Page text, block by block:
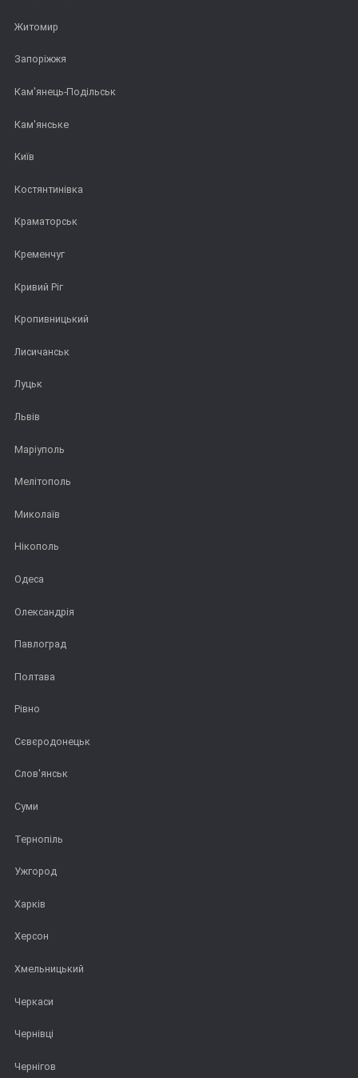
Житомир
Запоріжжя
Кам'янець-Подільськ
Кам'янське
Київ
Костянтинівка
Краматорськ
Кременчуг
Кривий Ріг
Кропивницький
Лисичанськ
Луцьк
Львів
Маріуполь
Мелітополь
Миколаїв
Нікополь
Одеса
Олександрія
Павлоград
Полтава
Рівно
Сєвєродонецьк
Слов'янськ
Суми
Тернопіль
Ужгород
Харків
Херсон
Хмельницький
Черкаси
Чернівці
Чернігов